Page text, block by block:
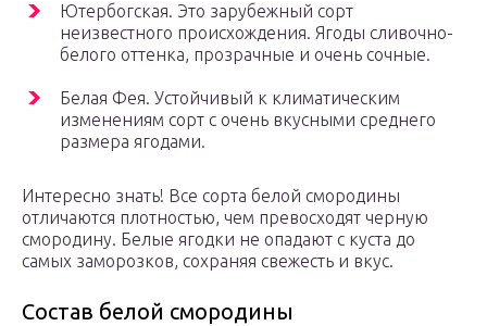
Ютербогская. Это зарубежный сорт
неизвестного происхождения. Ягоды сливочно-
белого оттенка, прозрачные и очень сочные.
Белая Фея. Устойчивый к климатическим
изменениям сорт с очень вкусными среднего
размера ягодами.
Интересно знать! Все сорта белой смородины
отличаются плотностью, чем превосходят черную
смородину. Белые ягодки не опадают с куста до
самых заморозков, сохраняя свежесть и вкус.
Состав белой смородины